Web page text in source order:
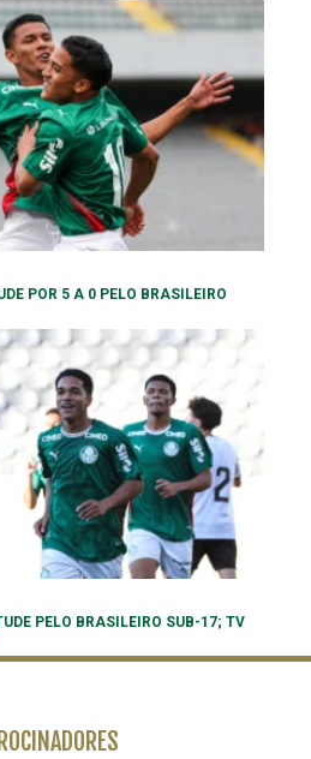
POR 5 A 0 PELO BRASILEIRO
PELO BRASILEIRO SUB-17; TV